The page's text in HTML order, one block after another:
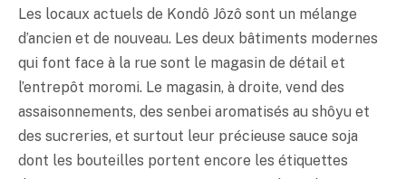
Les locaux actuels de Kondô Jôzô sont un mélange
d’ancien et de nouveau. Les deux bâtiments modernes
qui font face à la rue sont le magasin de détail et
l’entrepôt moromi. Le magasin, à droite, vend des
assaisonnements, des senbei aromatisés au shôyu et
des sucreries, et surtout leur précieuse sauce soja
dont les bouteilles portent encore les étiquettes